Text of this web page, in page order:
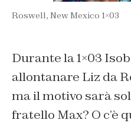
Roswell, New Mexico 1×03
Durante la 1×03
allontanare Liz da
ma il motivo sarà
fratello Max? O c’è